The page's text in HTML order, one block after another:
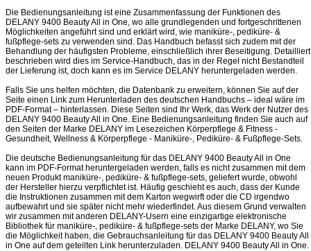
Die Bedienungsanleitung ist eine Zusammenfassung der Funktionen des
DELANY 9400 Beauty All in One, wo alle grundlegenden und fortgeschrittenen
Möglichkeiten angeführt sind und erklärt wird, wie maniküre-, pediküre- &
fußpflege-sets zu verwenden sind. Das Handbuch befasst sich zudem mit der
Behandlung der häufigsten Probleme, einschließlich ihrer Beseitigung. Detailliert
beschrieben wird dies im Service-Handbuch, das in der Regel nicht Bestandteil
der Lieferung ist, doch kann es im Service DELANY heruntergeladen werden.
Falls Sie uns helfen möchten, die Datenbank zu erweitern, können Sie auf der
Seite einen Link zum Herunterladen des deutschen Handbuchs – ideal wäre im
PDF-Format – hinterlassen. Diese Seiten sind Ihr Werk, das Werk der Nutzer des
DELANY 9400 Beauty All in One. Eine Bedienungsanleitung finden Sie auch auf
den Seiten der Marke DELANY im Lesezeichen Körperpflege & Fitness -
Gesundheit, Wellness & Körperpflege - Maniküre-, Pediküre- & Fußpflege-Sets.
Die deutsche Bedienungsanleitung für das DELANY 9400 Beauty All in One
kann im PDF-Format heruntergeladen werden, falls es nicht zusammen mit dem
neuen Produkt maniküre-, pediküre- & fußpflege-sets, geliefert wurde, obwohl
der Hersteller hierzu verpflichtet ist. Häufig geschieht es auch, dass der Kunde
die Instruktionen zusammen mit dem Karton wegwirft oder die CD irgendwo
aufbewahrt und sie später nicht mehr wiederfindet. Aus diesem Grund verwalten
wir zusammen mit anderen DELANY-Usern eine einzigartige elektronische
Bibliothek für maniküre-, pediküre- & fußpflege-sets der Marke DELANY, wo Sie
die Möglichkeit haben, die Gebrauchsanleitung für das DELANY 9400 Beauty All
in One auf dem geteilten Link herunterzuladen. DELANY 9400 Beauty All in One.